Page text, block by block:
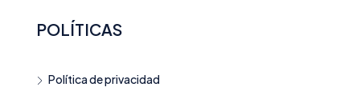
POLÍTICAS
Política de privacidad